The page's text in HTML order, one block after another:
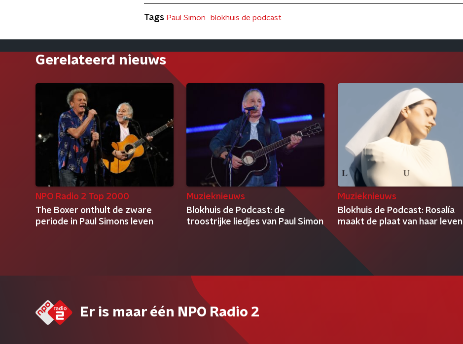
Tags Paul Simon blokhuis de podcast
Gerelateerd nieuws
NPO Radio 2 Top 2000
The Boxer onthult de zware
periode in Paul Simons leven
Muzieknieuws
Blokhuis de Podcast: de
troostrijke liedjes van Paul Simon
Muzieknieuws
Blokhuis de Podcast: Rosalía
maakt de plaat van haar leven
Er is maar één NPO Radio 2